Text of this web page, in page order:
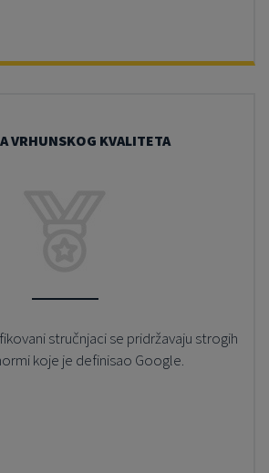
VRHUNSKOG KVALITETA
stručnjaci se pridržavaju strogih
koje je definisao Google.